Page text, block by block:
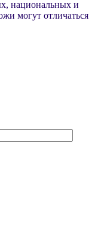
национальных и
могут отличаться